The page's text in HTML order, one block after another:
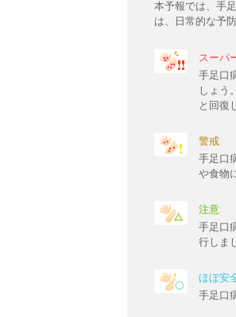
本予報では、手
は、日常的な予
スーパ
手足口
しょう
と回復
警戒
手足口
や食物
注意
手足口
行しま
ほぼ安
手足口